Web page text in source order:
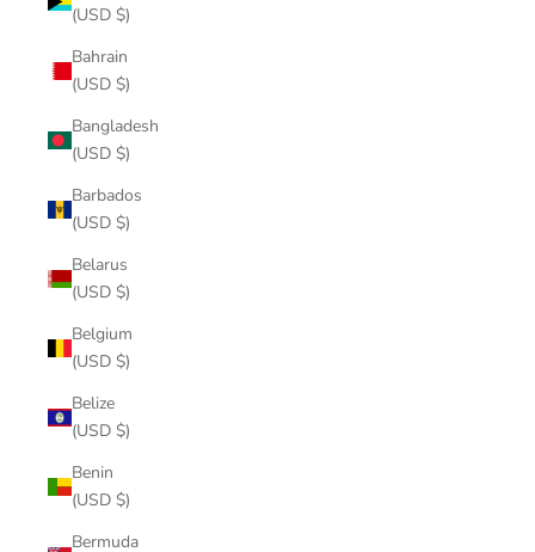
(USD $)
Bahrain
(USD $)
Bangladesh
(USD $)
Barbados
(USD $)
Belarus
(USD $)
Belgium
(USD $)
Belize
(USD $)
Benin
(USD $)
Bermuda